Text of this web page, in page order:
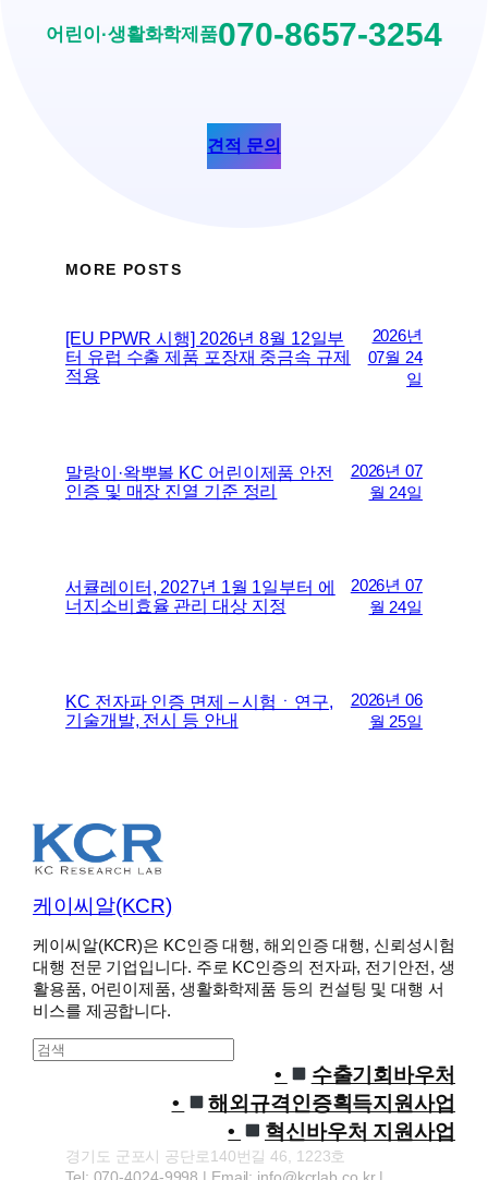
어린이·생활화학제품070-8657-3254
견적 문의
MORE POSTS
[EU PPWR 시행] 2026년 8월 12일부
터 유럽 수출 제품 포장재 중금속 규제
적용
2026년
07월 24
일
말랑이·왁뿌볼 KC 어린이제품 안전
인증 및 매장 진열 기준 정리
2026년 07
월 24일
서큘레이터, 2027년 1월 1일부터 에
너지소비효율 관리 대상 지정
2026년 07
월 24일
KC 전자파 인증 면제 – 시험ㆍ연구,
기술개발, 전시 등 안내
2026년 06
월 25일
케이씨알(KCR)
케이씨알(KCR)은 KC인증 대행, 해외인증 대행, 신뢰성시험
대행 전문 기업입니다. 주로 KC인증의 전자파, 전기안전, 생
활용품, 어린이제품, 생활화학제품 등의 컨설팅 및 대행 서
비스를 제공합니다.
S
수출기회바우처
해외규격인증획득지원사업
혁신바우처 지원사업
경기도 군포시 공단로140번길 46, 1223호